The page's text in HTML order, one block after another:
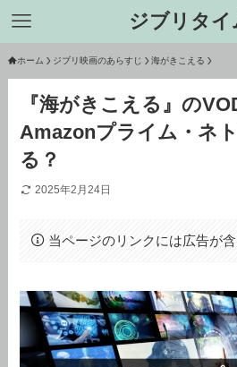
ジブリタイ
ホーム ジブリ映画のあらすじ 海がきこえる
『海がきこえる』の
Amazonプライム・ネ
る？
2025年2月24日
当ページのリンクには広告が含